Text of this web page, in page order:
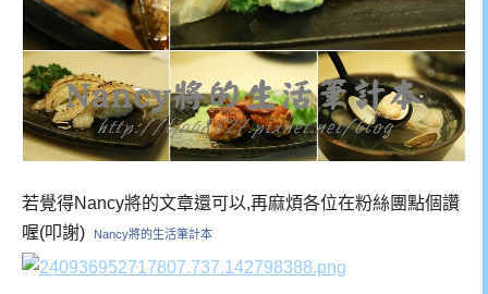
若覺得Nancy將的文章還可以,再麻煩各位在粉絲團點個讚
喔(叩謝)
Nancy將的生活筆計本